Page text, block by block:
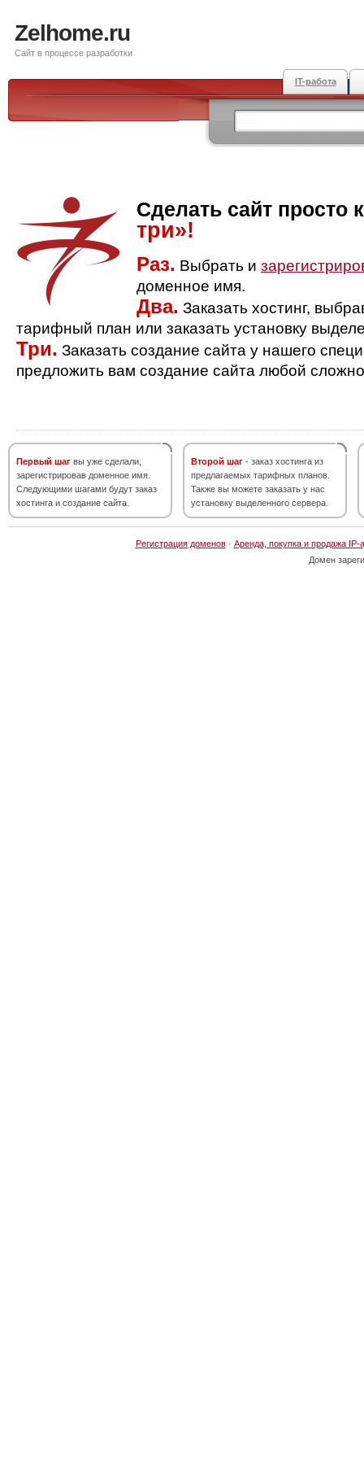
Zelhome.ru
Сайт в процессе разработки
IT-работа
Сделать сайт просто
три»!
Раз. Выбрать и
доменное имя.
Два. Заказать хостинг,
тарифный план или заказать установку
Три. Заказать создание сайта у нашего
предложить вам создание сайта любой
Первый шаг вы уже сделали,
зарегистрировав доменное имя.
Следующими шагами будут заказ
хостинга и создание сайта.
Второй шаг - заказ хостинга из
предлагаемых тарифных планов.
Также вы можете заказать у нас
установку выделенного сервера.
Регистрация доменов· Аренда, покупка и продажа IP-
Домен